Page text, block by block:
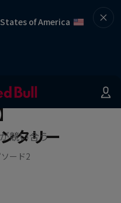
of America
タリー
ション・ポ
競い合う
ード2